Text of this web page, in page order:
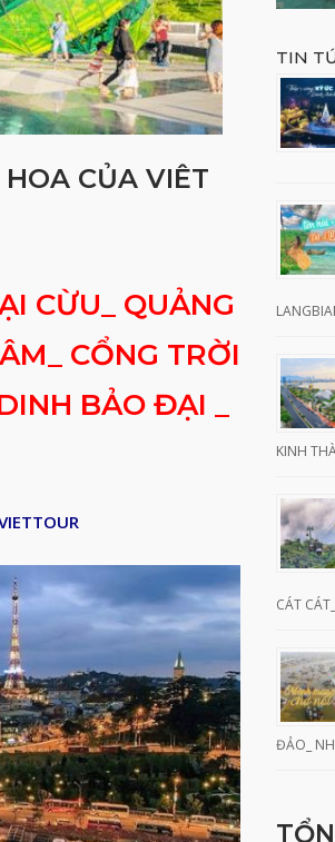
CỦA VIÊT
CỪU_ QUẢNG
CỔNG TRỜI
BẢO ĐẠI _
TIN
KINH
CÁT
ĐẢO_